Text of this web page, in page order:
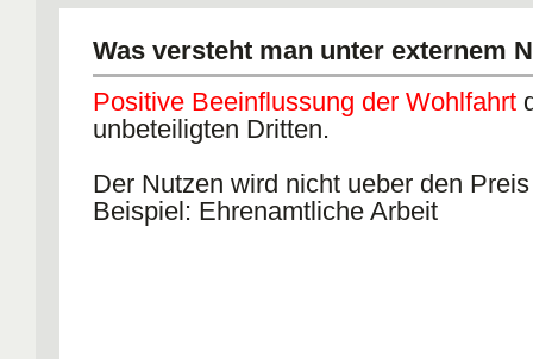
Was versteht man unter externem
Positive Beeinflussung der Wohlfahrt
unbeteiligten Dritten.
Der Nutzen wird nicht ueber den
Beispiel: Ehrenamtliche Arbeit